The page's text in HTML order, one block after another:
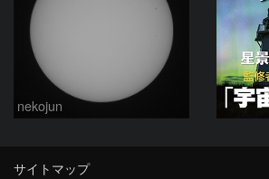
nekojun
サイトマップ